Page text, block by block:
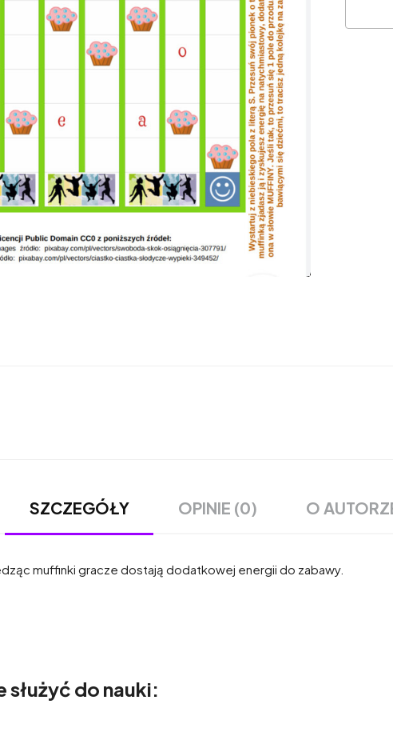
SZCZEGÓŁY OPINIE (0) O
muffinki gracze dostają dodatkowej energii do zabawy.
służyć do nauki: